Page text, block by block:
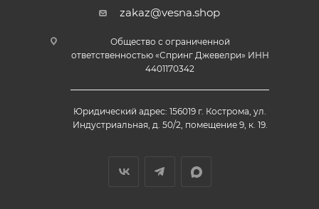
zakaz@vesna.shop
Общество с ограниченной
ответственностью «Спринг Джевелри» ИНН
4401170342
Юридический адрес: 156019 г. Кострома, ул.
Индустриальная, д. 50/2, помещение 9, к. 19.